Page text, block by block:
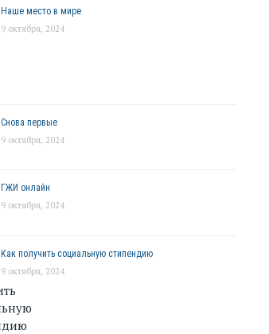
Наше место в мире
9 октября, 2024
Снова первые
9 октября, 2024
ГЖИ онлайн
9 октября, 2024
Как получить социальную стипендию
9 октября, 2024